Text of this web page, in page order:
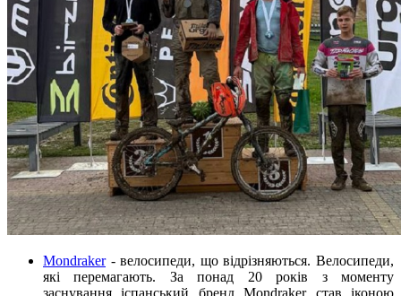
Mondraker- велосипеди, що відрізняються. Велосипеди,
які перемагають. За понад 20 років з моменту
заснування іспанський бренд Mondraker став іконою